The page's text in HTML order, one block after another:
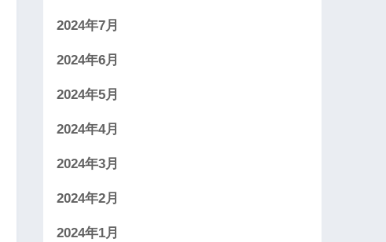
2024年7月
2024年6月
2024年5月
2024年4月
2024年3月
2024年2月
2024年1月